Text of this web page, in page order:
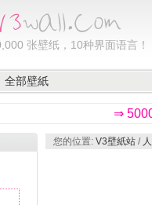
张壁纸，10种界面语言！
全部壁紙
⇒
您的位置: V3壁紙站 /